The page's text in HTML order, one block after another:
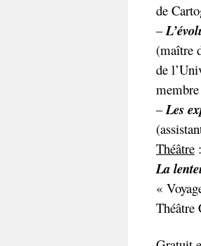
de
–
(maître
de
–Les
Théâtre :
La
«
Théâtre